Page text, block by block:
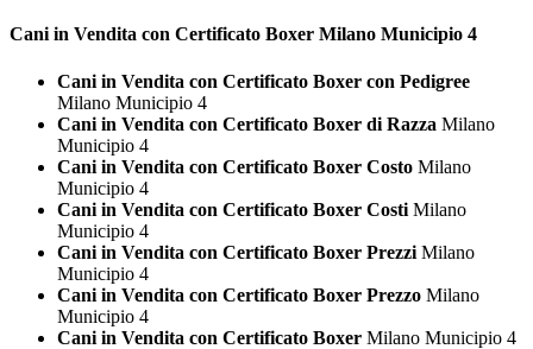
Cani in Vendita con Certificato Boxer Milano Municipio 4
Cani in Vendita con Certificato Boxer con Pedigree
Milano Municipio 4
Cani in Vendita con Certificato Boxer di Razza Milano
Municipio 4
Cani in Vendita con Certificato Boxer Costo Milano
Municipio 4
Cani in Vendita con Certificato Boxer Costi Milano
Municipio 4
Cani in Vendita con Certificato Boxer Prezzi Milano
Municipio 4
Cani in Vendita con Certificato Boxer Prezzo Milano
Municipio 4
Cani in Vendita con Certificato Boxer Milano Municipio 4